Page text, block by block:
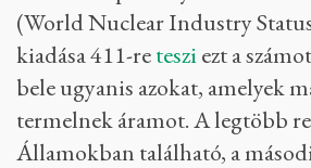
Nem Csernobil volt a
legsúlyosabb